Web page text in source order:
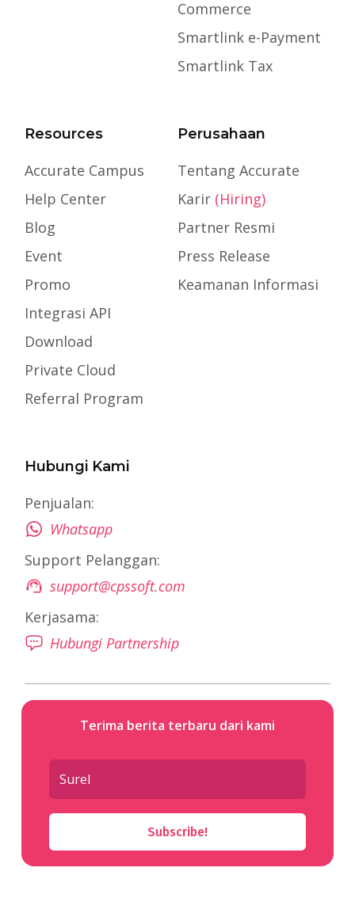
Commerce
Smartlink e-Payment
Smartlink Tax
Resources
Accurate Campus
Help Center
Blog
Event
Promo
Integrasi API
Download
Private Cloud
Referral Program
Perusahaan
Tentang Accurate
Karir (Hiring)
Partner Resmi
Press Release
Keamanan Informasi
Hubungi Kami
Penjualan:
Whatsapp
Support Pelanggan:
support@cpssoft.com
Kerjasama:
Hubungi Partnership
Terima berita terbaru dari kami
Subscribe!